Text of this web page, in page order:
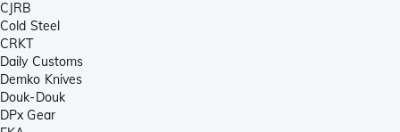
CJRB
Cold Steel
CRKT
Daily Customs
Demko Knives
Douk-Douk
DPx Gear